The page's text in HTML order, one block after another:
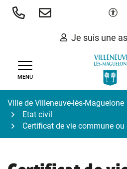
Aller
Je suis une
MENU
Ville de Villeneuve-lès-Maguelone
Etat civil
Certificat de vie commune